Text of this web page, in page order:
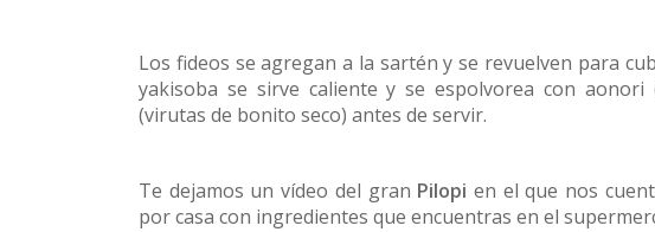
Los fideos se agregan a la sartén y se revuelven para
yakisoba se sirve caliente y se espolvorea con aonori
(virutas de bonito seco) antes de servir.
Te dejamos un vídeo del gran Pilopi en el que nos
por casa con ingredientes que encuentras en el